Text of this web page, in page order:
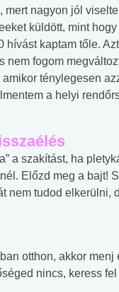
mert nagyon jól
küldött, mint
hívást kaptam tőle.
nem fogom
ténylegesen
a helyi
a szakítást, ha
Előzd meg a bajt!
nem tudod elkerülni,
otthon, akkor
nincs, keress